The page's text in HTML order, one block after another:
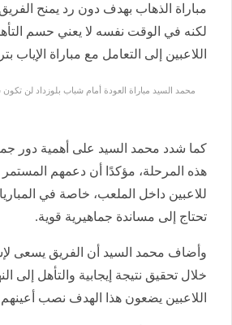
مباراة الذهاب بهدف دون رد يمنح
لكنه في الوقت نفسه لا يعني حسم
اللاعبين إلى التعامل مع مباراة الإياب
محمد السيد مباراة العودة أمام شباب بلوزداد لن
كما شدد محمد السيد على أهمية دور
هذه المرحلة، مؤكدًا أن دعمهم المستمر
للاعبين داخل الملعب، خاصة في
تحتاج إلى مساندة جماهيرية قوية.
وأضاف محمد السيد أن الفريق يسعى
خلال تحقيق نتيجة إيجابية والتأهل إلى
اللاعبين يضعون هذا الهدف نصب أعينهم